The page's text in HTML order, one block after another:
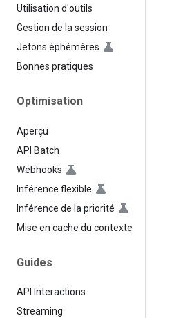
Utilisation d'outils
Gestion de la session
Jetons éphémères
Bonnes pratiques
Optimisation
Aperçu
API Batch
Webhooks
Inférence flexible
Inférence de la priorité
Mise en cache du contexte
Guides
API Interactions
Streaming